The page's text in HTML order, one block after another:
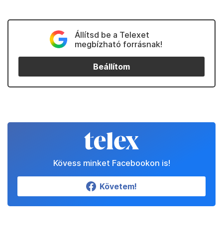
Állítsd be a Telexet
megbízható forrásnak!
Beállítom
Kövess minket Facebookon is!
Követem!